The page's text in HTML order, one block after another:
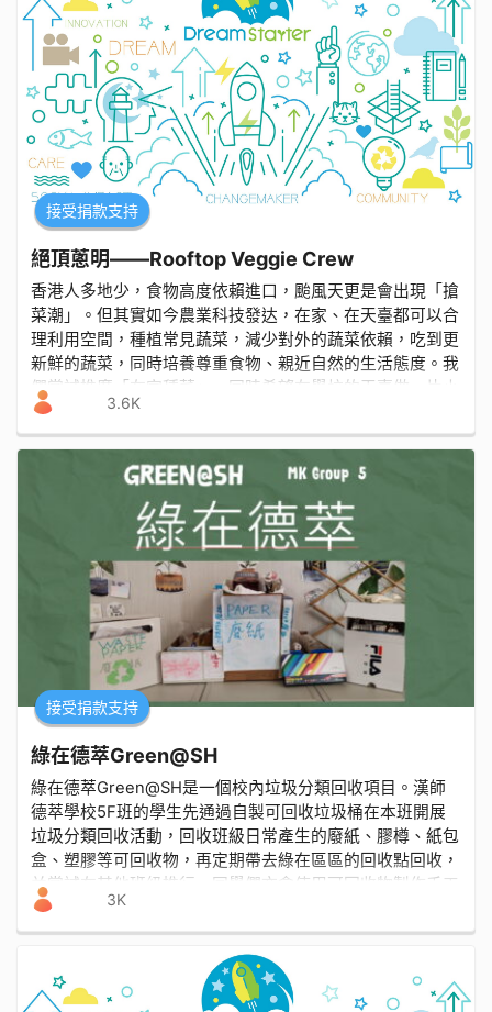
接受捐款支持
絕頂蔥明——Rooftop Veggie Crew
香港人多地少，食物高度依賴進口，颱風天更是會出現「搶
菜潮」。但其實如今農業科技發达，在家、在天臺都可以合
理利用空間，種植常見蔬菜，減少對外的蔬菜依賴，吃到更
新鮮的蔬菜，同時培養尊重食物、親近自然的生活態度。我
們嘗試推廣「在家種菜」，同時希望在學校的天臺做一片小
小的「試驗田」，在學校推廣我們的社區種菜計劃。
3.6K
接受捐款支持
綠在德萃Green@SH
綠在德萃Green@SH是一個校內垃圾分類回收項目。漢師
德萃學校5F班的學生先通過自製可回收垃圾桶在本班開展
垃圾分類回收活動，回收班級日常產生的廢紙、膠樽、紙包
盒、塑膠等可回收物，再定期帶去綠在區區的回收點回收，
并嘗試在其他班級推行。同學們亦會使用可回收物製作手工
藝品。
3K